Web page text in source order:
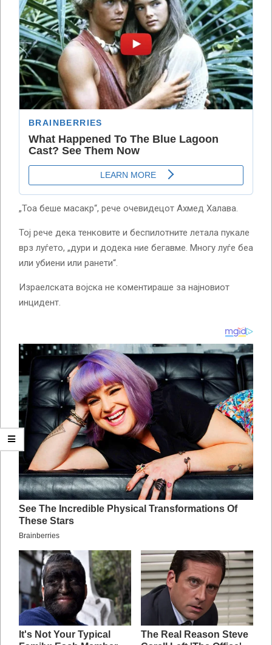
„Тоа беше масакр“, рече очевидецот Ахмед Халава.
Тој рече дека тенковите и беспилотните летала пукале
врз луѓето, „дури и додека ние бегавме. Многу луѓе беа
или убиени или ранети“.
Израелската војска не коментираше за најновиот
инцидент.